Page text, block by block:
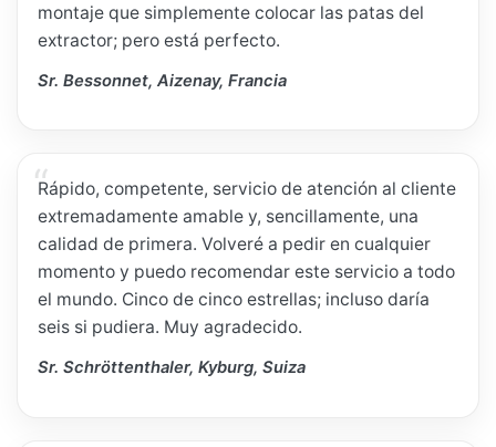
montaje que simplemente colocar las patas del
extractor; pero está perfecto.
Sr. Bessonnet, Aizenay, Francia
Rápido, competente, servicio de atención al cliente
extremadamente amable y, sencillamente, una
calidad de primera. Volveré a pedir en cualquier
momento y puedo recomendar este servicio a todo
el mundo. Cinco de cinco estrellas; incluso daría
seis si pudiera. Muy agradecido.
Sr. Schröttenthaler, Kyburg, Suiza